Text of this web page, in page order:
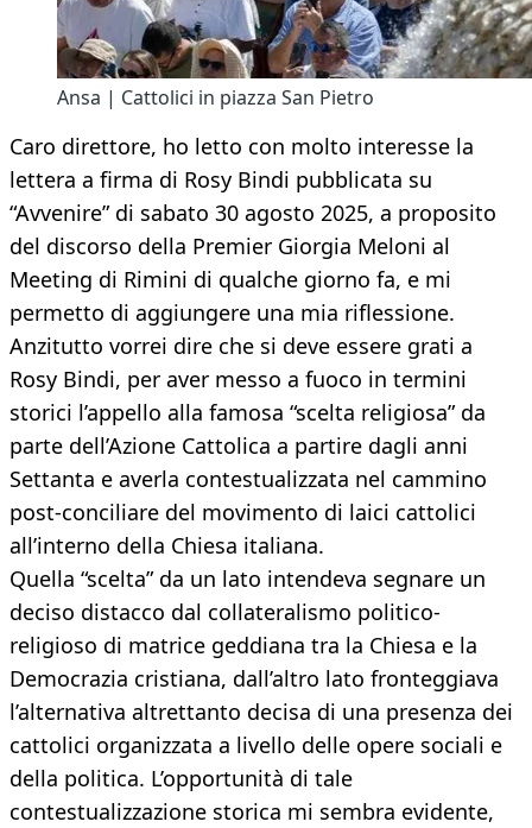
Ansa | Cattolici in piazza San Pietro
Caro direttore, ho letto con molto interesse la
lettera a firma di Rosy Bindi pubblicata su
“Avvenire” di sabato 30 agosto 2025, a proposito
del discorso della Premier Giorgia Meloni al
Meeting di Rimini di qualche giorno fa, e mi
permetto di aggiungere una mia riflessione.
Anzitutto vorrei dire che si deve essere grati a
Rosy Bindi, per aver messo a fuoco in termini
storici l’appello alla famosa “scelta religiosa” da
parte dell’Azione Cattolica a partire dagli anni
Settanta e averla contestualizzata nel cammino
post-conciliare del movimento di laici cattolici
all’interno della Chiesa italiana.
Quella “scelta” da un lato intendeva segnare un
deciso distacco dal collateralismo politico-
religioso di matrice geddiana tra la Chiesa e la
Democrazia cristiana, dall’altro lato fronteggiava
l’alternativa altrettanto decisa di una presenza dei
cattolici organizzata a livello delle opere sociali e
della politica. L’opportunità di tale
contestualizzazione storica mi sembra evidente,